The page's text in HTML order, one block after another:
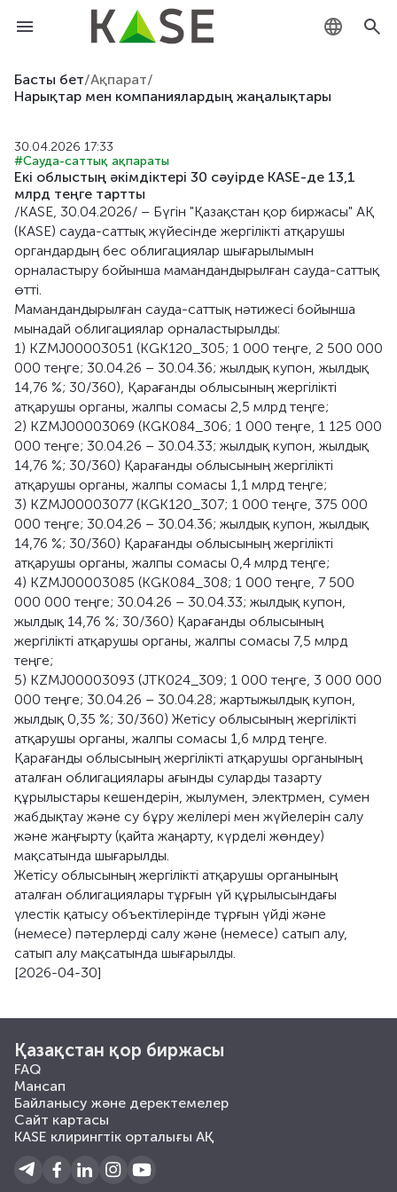
Басты бет/Ақпарат/
Нарықтар мен компаниялардың жаңалықтары
30.04.2026 17:33
#Сауда-саттық ақпараты
Екі облыстың әкімдіктері 30 сәуірде KASE-де 13,1
млрд теңге тартты
/KASE, 30.04.2026/ – Бүгін "Қазақстан қор биржасы" АҚ
(KASE) сауда-саттық жүйесінде жергілікті атқарушы
органдардың бес облигациялар шығарылымын
орналастыру бойынша мамандандырылған сауда-саттық
өтті.
Мамандандырылған сауда-саттық нәтижеcі бойынша
мынадай облигациялар орналастырылды:
1) KZMJ00003051 (KGK120_305; 1 000 теңге, 2 500 000
000 теңге; 30.04.26 – 30.04.36; жылдық купон, жылдық
14,76 %; 30/360), Қарағанды облысының жергілікті
атқарушы органы, жалпы сомасы 2,5 млрд теңге;
2) KZMJ00003069 (KGK084_306; 1 000 теңге, 1 125 000
000 теңге; 30.04.26 – 30.04.33; жылдық купон, жылдық
14,76 %; 30/360) Қарағанды облысының жергілікті
атқарушы органы, жалпы сомасы 1,1 млрд теңге;
3) KZMJ00003077 (KGK120_307; 1 000 теңге, 375 000
000 теңге; 30.04.26 – 30.04.36; жылдық купон, жылдық
14,76 %; 30/360) Қарағанды облысының жергілікті
атқарушы органы, жалпы сомасы 0,4 млрд теңге;
4) KZMJ00003085 (KGK084_308; 1 000 теңге, 7 500
000 000 теңге; 30.04.26 – 30.04.33; жылдық купон,
жылдық 14,76 %; 30/360) Қарағанды облысының
жергілікті атқарушы органы, жалпы сомасы 7,5 млрд
теңге;
5) KZMJ00003093 (JTK024_309; 1 000 теңге, 3 000 000
000 теңге; 30.04.26 – 30.04.28; жартыжылдық купон,
жылдық 0,35 %; 30/360) Жетісу облысының жергілікті
атқарушы органы, жалпы сомасы 1,6 млрд теңге.
Қарағанды облысының жергілікті атқарушы органының
аталған облигациялары ағынды суларды тазарту
құрылыстары кешендерін, жылумен, электрмен, сумен
жабдықтау және су бұру желілері мен жүйелерін салу
және жаңғырту (қайта жаңарту, күрделі жөндеу)
мақсатында шығарылды.
Жетісу облысының жергілікті атқарушы органының
аталған облигациялары тұрғын үй құрылысындағы
үлестік қатысу объектілерінде тұрғын үйді және
(немесе) пәтерлерді салу және (немесе) сатып алу,
сатып алу мақсатында шығарылды.
[2026-04-30]
Қазақстан қор биржасы
FAQ
Мансап
Байланысу және деректемелер
Сайт картасы
KASE клирингтік орталығы АҚ